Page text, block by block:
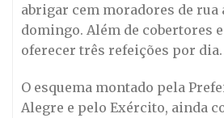
abrigar cem moradores de rua
domingo. Além de cobertores
oferecer três refeições por dia.
O esquema montado pela
Alegre e pelo Exército, ainda